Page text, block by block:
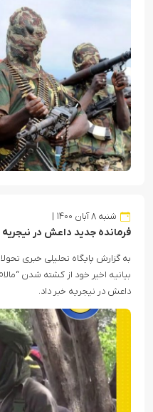
شنبه ۸ آبان ۱۴۰۰
فرمانده جدید داعش در
به گزارش پایگاه تحلیلی خبری
بیانیه اخیر خود از کشته شدن
داعش در نیجریه خبر داد.